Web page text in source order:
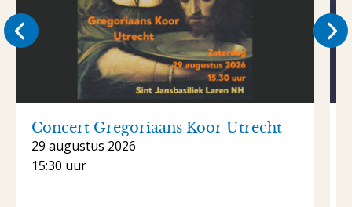
Concert Gregoriaans Koor Utrecht
29 augustus 2026
15:30 uur